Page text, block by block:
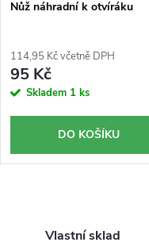
Nůž náhradní k otvíráku
114,95 Kč včetně DPH
95 Kč
Skladem 1 ks
DO KOŠÍKU
Vlastní sklad